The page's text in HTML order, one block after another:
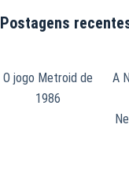
Postagens
O jogo Metroid de
1986
A